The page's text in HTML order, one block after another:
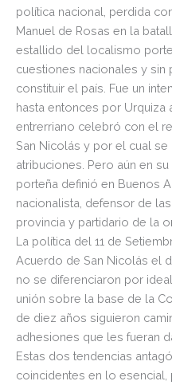
política nacional, perdida
Manuel de Rosas en la
estallido del localismo
cuestiones nacionales y
constituir el país. Fue un
hasta entonces por Urquiza
entrerriano celebró con el
San Nicolás y por el cual
atribuciones. Pero aún en
porteña definió en Buenos
nacionalista, defensor de
provincia y partidario de la
La política del 11 de
Acuerdo de San Nicolás el
no se diferenciaron por
unión sobre la base de la
de diez años siguieron
adhesiones que les fueran
Estas dos tendencias
coincidentes en lo